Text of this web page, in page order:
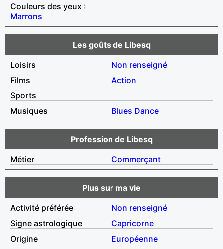
Couleurs des yeux :
Marrons
Les goûts de Libesq
Loisirs
Non renseigné
Films
Action
Sports
Musiques
Blues Dance
Profession de Libesq
Métier
Commerçant
Plus sur ma vie
Activité préférée
Non renseigné
Signe astrologique
Capricorne
Origine
Européenne